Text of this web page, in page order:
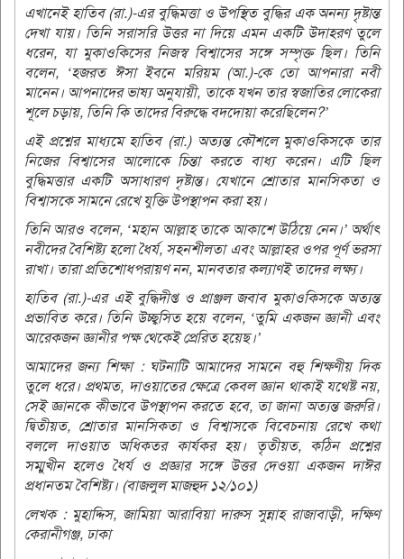
এখানেই হাতিব (রা.)-এর বুদ্ধিমত্তা ও উপস্থিত বুদ্ধির এক অনন্য দৃষ্টান্ত
দেখা যায়। তিনি সরাসরি উত্তর না দিয়ে এমন একটি উদাহরণ তুলে
ধরেন, যা মুকাওকিসের নিজস্ব বিশ্বাসের সঙ্গে সম্পৃক্ত ছিল। তিনি
বলেন, ‘হজরত ঈসা ইবনে মরিয়ম (আ.)-কে তো আপনারা নবী
মানেন। আপনাদের ভাষ্য অনুযায়ী, তাকে যখন তার স্বজাতির লোকেরা
শূলে চড়ায়, তিনি কি তাদের বিরুদ্ধে বদদোয়া করেছিলেন?’
এই প্রশ্নের মাধ্যমে হাতিব (রা.) অত্যন্ত কৌশলে মুকাওকিসকে তার
নিজের বিশ্বাসের আলোকে চিন্তা করতে বাধ্য করেন। এটি ছিল
বুদ্ধিমত্তার একটি অসাধারণ দৃষ্টান্ত। যেখানে শ্রোতার মানসিকতা ও
বিশ্বাসকে সামনে রেখে যুক্তি উপস্থাপন করা হয়।
তিনি আরও বলেন, ‘মহান আল্লাহ তাকে আকাশে উঠিয়ে নেন।’ অর্থাৎ
নবীদের বৈশিষ্ট্য হলো ধৈর্য, সহনশীলতা এবং আল্লাহর ওপর পূর্ণ ভরসা
রাখা। তারা প্রতিশোধপরায়ণ নন, মানবতার কল্যাণই তাদের লক্ষ্য।
হাতিব (রা.)-এর এই বুদ্ধিদীপ্ত ও প্রাঞ্জল জবাব মুকাওকিসকে অত্যন্ত
প্রভাবিত করে। তিনি উচ্ছ্বসিত হয়ে বলেন, ‘তুমি একজন জ্ঞানী এবং
আরেকজন জ্ঞানীর পক্ষ থেকেই প্রেরিত হয়েছ।’
আমাদের জন্য শিক্ষা : ঘটনাটি আমাদের সামনে বহু শিক্ষণীয় দিক
তুলে ধরে। প্রথমত, দাওয়াতের ক্ষেত্রে কেবল জ্ঞান থাকাই যথেষ্ট নয়,
সেই জ্ঞানকে কীভাবে উপস্থাপন করতে হবে, তা জানা অত্যন্ত জরুরি।
দ্বিতীয়ত, শ্রোতার মানসিকতা ও বিশ্বাসকে বিবেচনায় রেখে কথা
বললে দাওয়াত অধিকতর কার্যকর হয়। তৃতীয়ত, কঠিন প্রশ্নের
সম্মুখীন হলেও ধৈর্য ও প্রজ্ঞার সঙ্গে উত্তর দেওয়া একজন দাঈর
প্রধানতম বৈশিষ্ট্য। (বাজলুল মাজহুদ ১২/১০১)
লেখক : মুহাদ্দিস, জামিয়া আরাবিয়া দারুস সুন্নাহ রাজাবাড়ী, দক্ষিণ
কেরানীগঞ্জ, ঢাকা